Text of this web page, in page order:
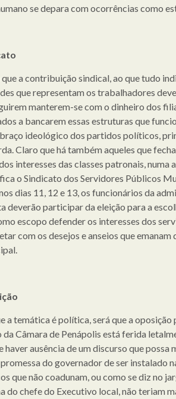
se depara com ocorrências como
a contribuição sindical, ao que tudo
que representam os trabalhadores
manterem-se com o dinheiro dos
a bancarem essas estruturas que
ideológico dos partidos políticos,
Claro que há também aqueles que
interesses das classes patronais,
o Sindicato dos Servidores Públicos
dias 11, 12 e 13, os funcionários da
deverão participar da eleição para a
escopo defender os interesses dos
com os desejos e anseios que
a temática é política, será que a
Câmara de Penápolis está ferida
haver ausência de um discurso que
do governador de ser instalado
que não coadunam, ou como se diz no
do chefe do Executivo local, não teriam